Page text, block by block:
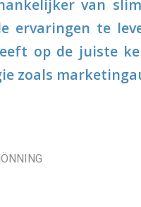
van
ervaringen te
op de juiste
zoals